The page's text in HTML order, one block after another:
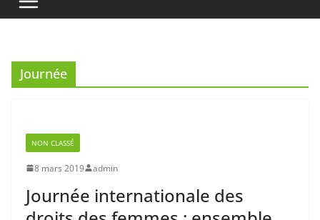
Journée
NON CLASSÉ
8 mars 2019 admin
Journée internationale des